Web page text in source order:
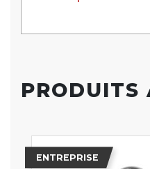
PRODUITS
ENTREPRISE